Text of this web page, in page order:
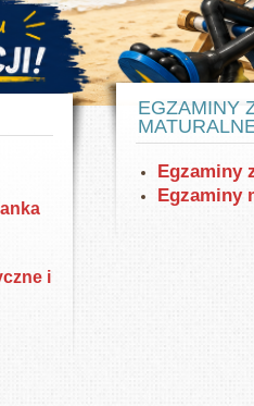
Pokaz
X i S.
w
i
EGZAMINY
Egzaminy
Egzaminy